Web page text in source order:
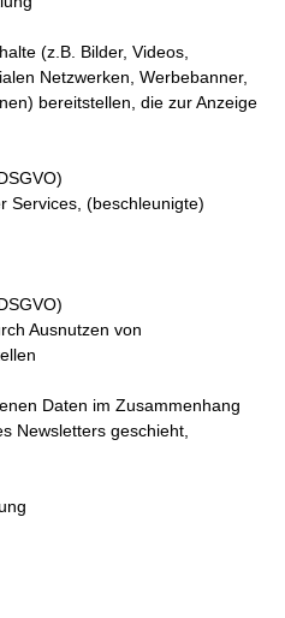
(z.B. Bilder, Videos,
Netzwerken, Werbebanner,
bereitstellen, die zur Anzeige
Services, (beschleunigte)
Ausnutzen von
Daten im Zusammenhang
Newsletters geschieht,